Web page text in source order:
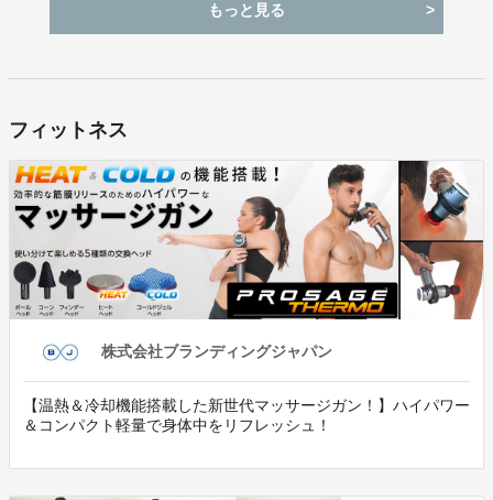
もっと見る
フィットネス
株式会社ブランディングジャパン
【温熱＆冷却機能搭載した新世代マッサージガン！】ハイパワー
＆コンパクト軽量で身体中をリフレッシュ！